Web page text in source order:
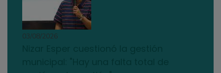
03/08/2026